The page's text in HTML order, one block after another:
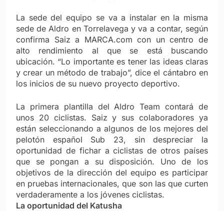
La sede del equipo se va a instalar en la misma
sede de Aldro en Torrelavega y va a contar, según
confirma Saiz a MARCA.com con un centro de
alto rendimiento al que se está buscando
ubicación. “Lo importante es tener las ideas claras
y crear un método de trabajo”, dice el cántabro en
los inicios de su nuevo proyecto deportivo.
La primera plantilla del Aldro Team contará de
unos 20 ciclistas. Saiz y sus colaboradores ya
están seleccionando a algunos de los mejores del
pelotón español Sub 23, sin despreciar la
oportunidad de fichar a ciclistas de otros países
que se pongan a su disposición. Uno de los
objetivos de la dirección del equipo es participar
en pruebas internacionales, que son las que curten
verdaderamente a los jóvenes ciclistas.
La oportunidad del Katusha